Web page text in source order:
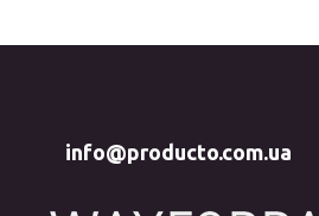
info@producto.com.ua